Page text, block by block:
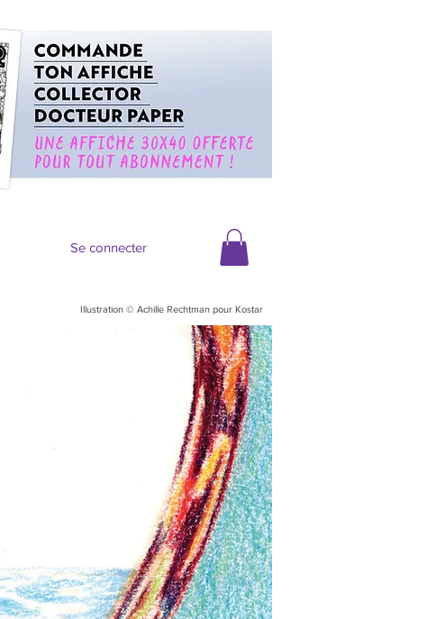
Se connecter
Illustration © Achille Rechtman pour Kostar